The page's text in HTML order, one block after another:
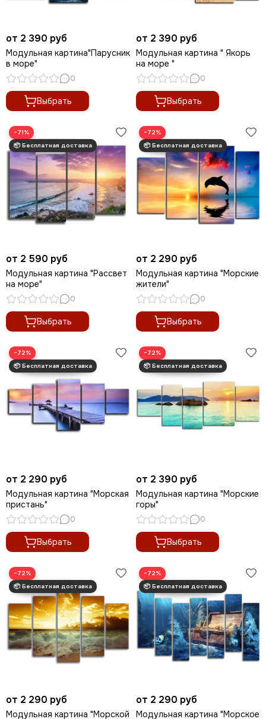
от 2 390 руб
Модульная картина"Парусник
в море"
0
Выбрать
от 2 390 руб
Модульная картина " Якорь
на море "
0
Выбрать
−71%
от 2 590 руб
Модульная картина "Рассвет
на море"
0
Выбрать
−72%
от 2 290 руб
Модульная картина "Морские
жители"
0
Выбрать
−72%
от 2 290 руб
Модульная картина "Морская
пристань"
0
Выбрать
−72%
от 2 390 руб
Модульная картина "Морские
горы"
0
Выбрать
−72%
от 2 290 руб
Модульная картина "Морской
−72%
от 2 290 руб
Модульная картина "Морское